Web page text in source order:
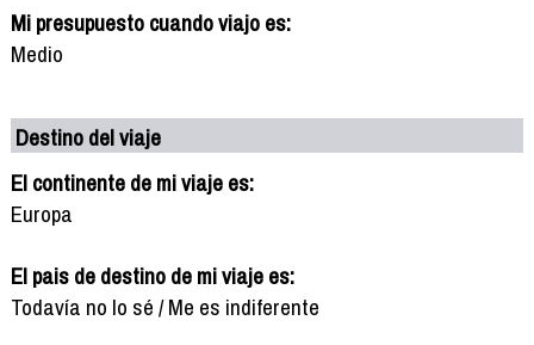
Mi presupuesto cuando viajo es:
Medio
Destino del viaje
El continente de mi viaje es:
Europa
El pais de destino de mi viaje es:
Todavía no lo sé / Me es indiferente